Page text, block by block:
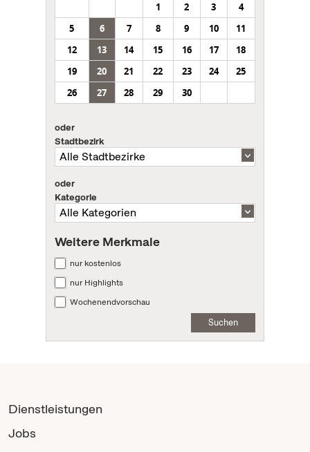
1
2 3
4
5
6 7 8 9 10
11
12
13 14 15 16 17
18
19
20 21 22 23 24
25
26
27 28 29 30
oder
Stadtbezirk
oder
Kategorie
Weitere Merkmale
nur kostenlos
nur Highlights
Wochenendvorschau
Suchen
Dienstleistungen
Jobs